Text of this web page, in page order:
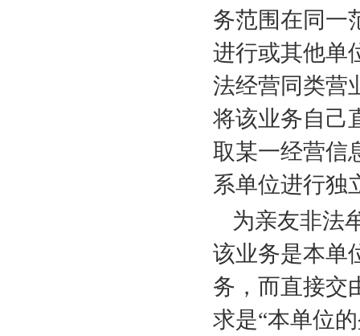
务范围在同一
进行或其他单
法经营同类营
将该业务自己
取某一经营信
系单位进行独
为亲友非法
该业务是本单
务，而直接交
求是“本单位